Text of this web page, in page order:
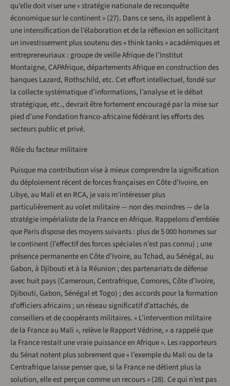
qu’elle doit viser une « stratégie nationale de reconquête
économique sur le continent » (27). Dans ce sens, ils appellent à
une intensification de l’élaboration et de la réflexion en sollicitant
un investissement plus soutenu des « think tanks » académiques et
entrepreneuriaux : groupe de veille Afrique de l’Institut
Montaigne, CAPAfrique, départements Afrique en construction des
banques Lazard, Rothschild, etc. Cet effort intellectuel, fondé sur
la collecte systématique d’informations, l’analyse et le débat
stratégique, etc., devrait être fortement encouragé par la mise sur
pied d’une Fondation franco-africaine fédérant les efforts des
secteurs public et privé.
Rôle du facteur militaire
Puisque ma contribution vise à mieux comprendre la signification
du déploiement récent de forces françaises en Côte d’Ivoire, en
Libye, au Mali et en RCA, je vais m’intéresser plus
particulièrement au volet militaire — non des moindres — de la
stratégie impérialiste de la France en Afrique. Rappelons d’emblée
que Paris dispose des moyens suivants : plus de 5 000 hommes sur
le continent (l’effectif des forces spéciales n’est pas connu) ; une
présence permanente en Côte d’Ivoire, au Tchad, au Sénégal, au
Gabon, à Djibouti et à la Réunion ; des partenariats de défense
avec huit pays (Cameroun, Centrafrique, Comores, Côte d’Ivoire,
Djibouti, Gabon, Sénégal et Togo) ; des accords pour la formation
d’officiers africains ; un réseau significatif d’attachés, de
conseillers et de coopérants militaires. « L’intervention militaire
de la France au Mali », relève le Rapport Védrine, « a rappelé que
la France restait une vraie puissance en Afrique ». Les rapporteurs
du Sénat notent plus sobrement que « l’exemple du Mali ou de la
Centrafrique laisse penser que, si la France ne détient plus la
solution, elle est perçue comme un recours » (28). Ce qui n’est pas